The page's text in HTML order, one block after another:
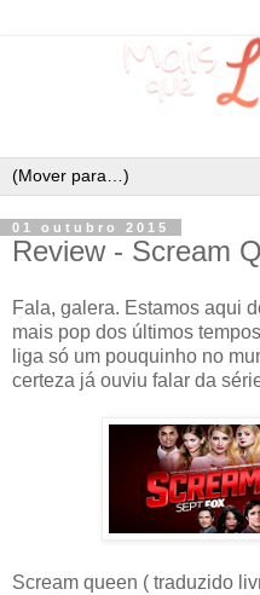
01 outubro 2015
Review - Scream
Fala, galera. Estamos aqui
mais pop dos últimos
liga só um pouquinho no
certeza já ouviu falar da
Scream queen ( traduzido